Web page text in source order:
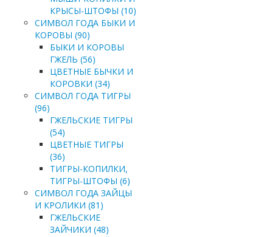
КРЫСЫ-ШТОФЫ (10)
СИМВОЛ ГОДА БЫКИ И
КОРОВЫ (90)
БЫКИ И КОРОВЫ
ГЖЕЛЬ (56)
ЦВЕТНЫЕ БЫЧКИ И
КОРОВКИ (34)
СИМВОЛ ГОДА ТИГРЫ
(96)
ГЖЕЛЬСКИЕ ТИГРЫ
(54)
ЦВЕТНЫЕ ТИГРЫ
(36)
ТИГРЫ-КОПИЛКИ,
ТИГРЫ-ШТОФЫ (6)
СИМВОЛ ГОДА ЗАЙЦЫ
И КРОЛИКИ (81)
ГЖЕЛЬСКИЕ
ЗАЙЧИКИ (48)